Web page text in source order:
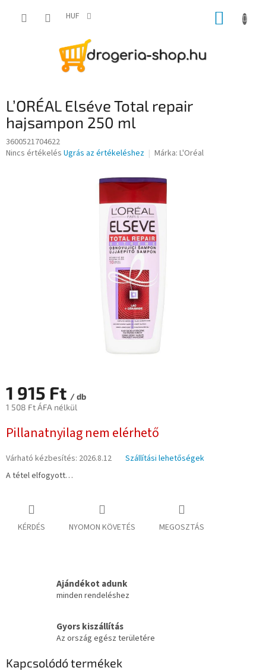
HUF KOSÁR
L’ORÉAL Elséve Total repair
hajsampon 250 ml
3600521704622
A
Nincs értékelés Ugrás az értékeléshez Márka: L'Oréal
1 915 Ft / db
1 508 Ft ÁFA nélkül
Pillanatnyilag nem elérhető
Várható kézbesítés: 2026.8.12
Szállítási lehetőségek
A tétel elfogyott…
KÉRDÉS NYOMON KÖVETÉS MEGOSZTÁS
Ajándékot adunk
minden rendeléshez
Gyors kiszállítás
Az ország egész területére
Kapcsolódó termékek